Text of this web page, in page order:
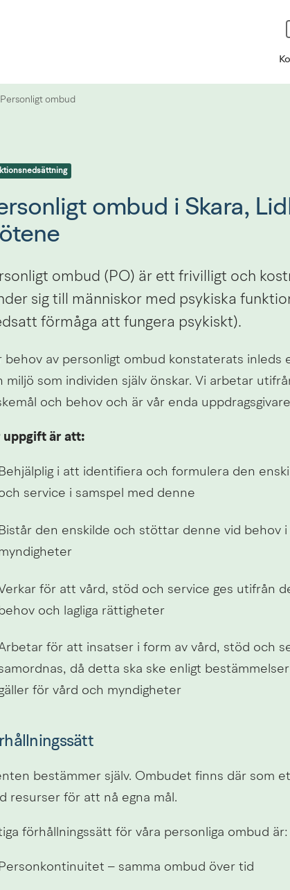
Personligt ombud
ombud i Skara,
ombud (PO) är ett frivilligt och
sig till människor med psykiska
förmåga att fungera psykiskt).
behov av personligt ombud konstaterats
miljö som individen själv önskar. Vi arbetar
och behov och är vår enda
uppgift är att:
Behjälplig i att identifiera och formulera den
service i samspel med denne
Bistår den enskilde och stöttar denne vid behov
för att vård, stöd och service ges utifrån
behov och lagliga rättigheter
för att insatser i form av vård, stöd och
då detta ska ske enligt
för vård och myndigheter
bestämmer själv. Ombudet finns där som
resurser för att nå egna mål.
förhållningssätt för våra personliga ombud är:
Personkontinuitet – samma ombud över tid